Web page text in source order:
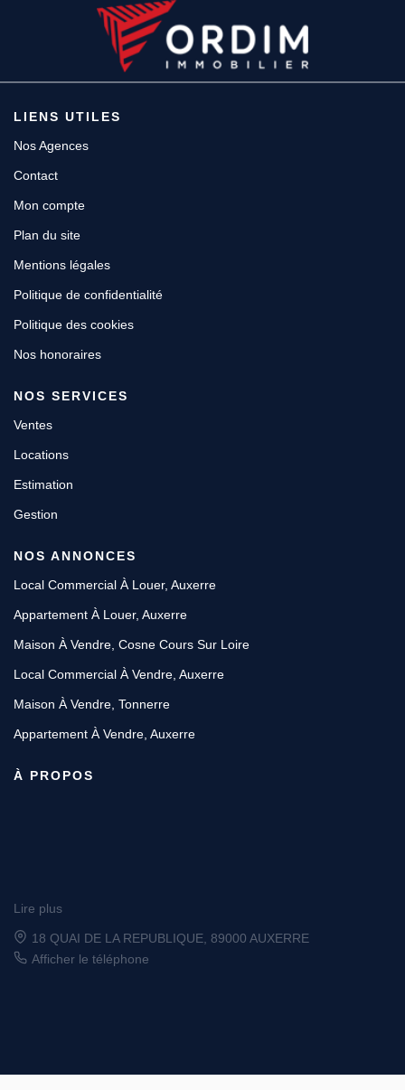
LIENS UTILES
Nos Agences
Contact
Mon compte
Plan du site
Mentions légales
Politique de confidentialité
Politique des cookies
Nos honoraires
NOS SERVICES
Ventes
Locations
Estimation
Gestion
NOS ANNONCES
Local Commercial À Louer, Auxerre
Appartement À Louer, Auxerre
Maison À Vendre, Cosne Cours Sur Loire
Local Commercial À Vendre, Auxerre
Maison À Vendre, Tonnerre
Appartement À Vendre, Auxerre
À PROPOS
Lire plus
6 place Vauban, 89200 AVALLON
Afficher le téléphone